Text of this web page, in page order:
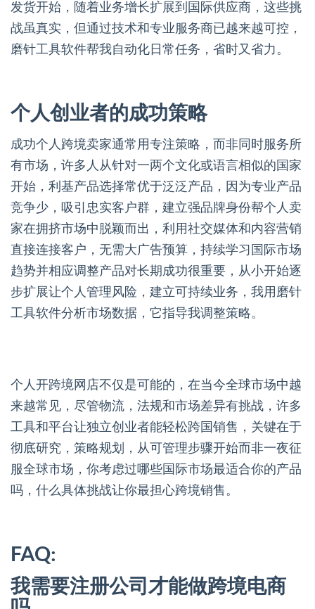
发货开始，随着业务增长扩展到国际供应商，这些挑
战虽真实，但通过技术和专业服务商已越来越可控，
磨针工具软件帮我自动化日常任务，省时又省力。
个人创业者的成功策略
成功个人跨境卖家通常用专注策略，而非同时服务所
有市场，许多人从针对一两个文化或语言相似的国家
开始，利基产品选择常优于泛泛产品，因为专业产品
竞争少，吸引忠实客户群，建立强品牌身份帮个人卖
家在拥挤市场中脱颖而出，利用社交媒体和内容营销
直接连接客户，无需大广告预算，持续学习国际市场
趋势并相应调整产品对长期成功很重要，从小开始逐
步扩展让个人管理风险，建立可持续业务，我用磨针
工具软件分析市场数据，它指导我调整策略。
个人开跨境网店不仅是可能的，在当今全球市场中越
来越常见，尽管物流，法规和市场差异有挑战，许多
工具和平台让独立创业者能轻松跨国销售，关键在于
彻底研究，策略规划，从可管理步骤开始而非一夜征
服全球市场，你考虑过哪些国际市场最适合你的产品
吗，什么具体挑战让你最担心跨境销售。
FAQ:
我需要注册公司才能做跨境电商